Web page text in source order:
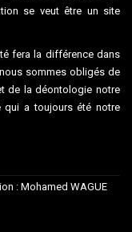
se veut être un site
fera la différence dans
sommes obligés de
de la déontologie notre
qui a toujours été notre
: Mohamed WAGUE